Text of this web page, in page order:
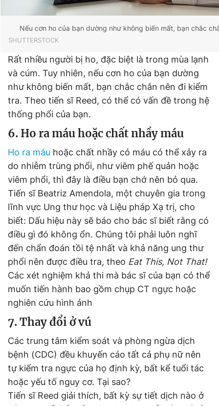
Nếu cơn ho của bạn dường như không biến mất, bạn chắc
SHUTTERSTOCK
Rất nhiều người bị ho, đặc biệt là trong mùa lạnh
và cúm. Tuy nhiên, nếu cơn ho của bạn dường
như không biến mất, bạn chắc chắn nên đi kiểm
tra. Theo tiến sĩ Reed, có thể có vấn đề trong hệ
thống phổi của bạn.
6. Ho ra máu hoặc chất nhầy máu
Ho ra máu hoặc chất nhầy có máu có thể xảy ra
do nhiễm trùng phổi, như viêm phế quản hoặc
viêm phổi, thì đây là điều bạn chớ nên bỏ qua.
Tiến sĩ Beatriz Amendola, một chuyên gia trong
lĩnh vực Ung thư học và Liệu pháp Xạ trị, cho
biết: Dấu hiệu này sẽ báo cho bác sĩ biết rằng có
điều gì đó không ổn. Chúng tôi phải luôn nghĩ
đến chẩn đoán tồi tệ nhất và khả năng ung thư
phổi nên được điều tra, theo Eat This, Not That!
Các xét nghiệm khả thi mà bác sĩ của bạn có thể
muốn tiến hành bao gồm chụp CT ngực hoặc
nghiên cứu hình ảnh
7. Thay đổi ở vú
Các trung tâm kiểm soát và phòng ngừa dịch
bệnh (CDC) đều khuyến cáo tất cả phụ nữ nên
tự kiểm tra ngực của họ định kỳ, bất kể tuổi tác
hoặc yếu tố nguy cơ. Tại sao?
Tiến sĩ Reed giải thích, bất kỳ sự tiết dịch nào ở